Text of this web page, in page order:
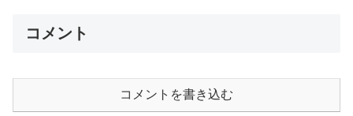
コメント
コメントを書き込む